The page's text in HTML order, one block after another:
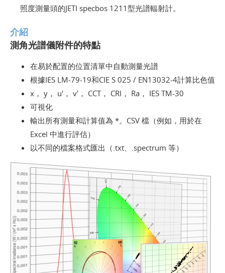
照度測量頭的JETI specbos 1211型光譜輻射計。
介紹
測角光譜儀附件的特點
在易於配置的位置清單中自動測量光譜
根據IES LM-79-19和CIE S 025 / EN13032-4計算比色值
x， y， u'， v'， CCT， CRI， Ra， IES TM-30
可視化
輸出所有測量和計算值為 *。CSV 檔（例如，用於在
Excel 中進行評估）
以不同的檔案格式匯出（.txt、.spectrum 等）